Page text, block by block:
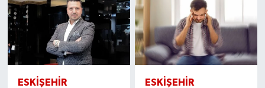
ESKİŞEHİR ESKİŞEHİR